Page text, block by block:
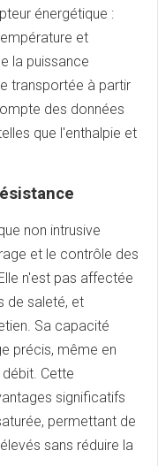
énergétique :
et
la puissance
transportée à partir
des données
que l'enthalpie et
non intrusive
et le contrôle des
n'est pas affectée
de saleté, et
Sa capacité
précis, même en
Cette
significatifs
permettant de
sans réduire la